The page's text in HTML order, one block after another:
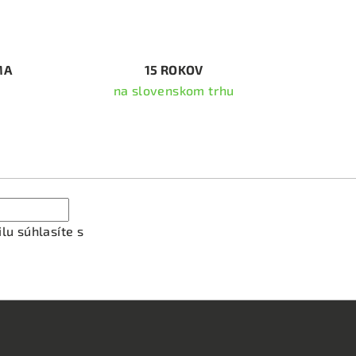
15 ROKOV
na slovenskom trhu
súhlasíte s